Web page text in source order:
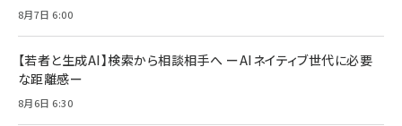
8月7日 6:00
【若者と生成AI】検索から相談相手へ ーAIネイティブ世代に必要
な距離感ー
8月6日 6:30